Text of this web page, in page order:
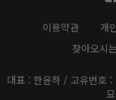
이용약관 개
찾아오시
대표 : 한윤하 / 고유번호